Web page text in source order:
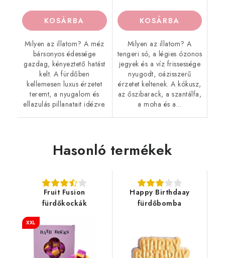
KOSÁRBA
Milyen az illatom? A méz
bársonyos édessége
gazdag, kényeztető hatást
kelt. A fürdőben
kellemesen luxus érzetet
teremt, a nyugalom és
ellazulás pillanatait idézve.
KOSÁRBA
Milyen az illatom? A
tengeri só, a légies ózonos
jegyek és a víz frissessége
nyugodt, oázisszerű
érzetet keltenek. A kókusz,
az őszibarack, a szantálfa,
a moha és a...
Hasonló termékek
Fruit Fusion
fürdőkockák
XXL
Happy Birthdaay
fürdőbomba